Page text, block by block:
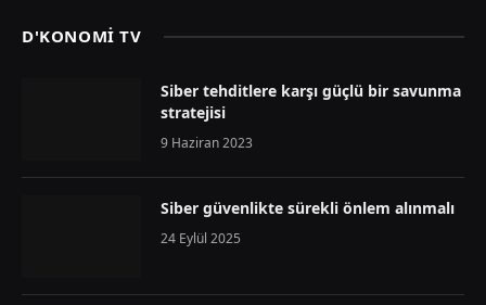
D'KONOMİ TV
Siber tehditlere karşı güçlü bir savunma
stratejisi
9 Haziran 2023
Siber güvenlikte sürekli önlem alınmalı
24 Eylül 2025